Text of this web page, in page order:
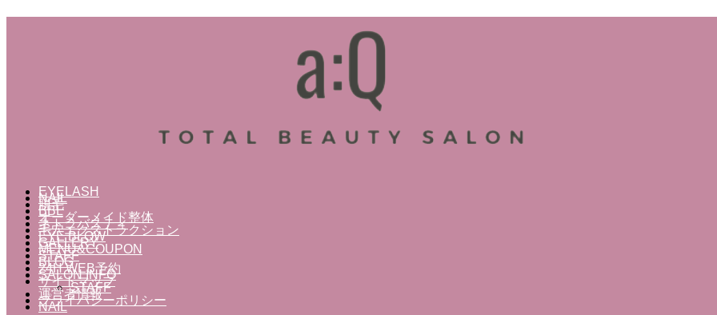
EYELASH
NAIL
脱毛
BBL
オーダーメイド整体
ネトラバスティ
毛穴エクストラクション
EYE BLOW
GALLERY
MENU&COUPON
STAFF
BLOG
24H WEB予約
SALON INFO
サイトマップ
STAFF
運営者情報
プライバシーポリシー
NAIL